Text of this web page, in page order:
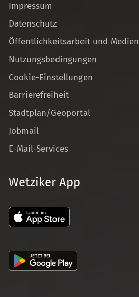
Impressum
Datenschutz
Öffentlichkeitsarbeit und Medien
Nutzungsbedingungen
Cookie-Einstellungen
Barrierefreiheit
Stadtplan/Geoportal
Jobmail
E-Mail-Services
Wetziker App